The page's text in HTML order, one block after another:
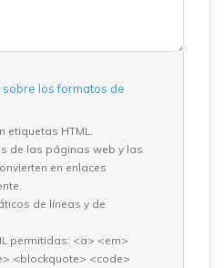
los formatos de
etiquetas HTML.
de las páginas web y las
en enlaces
de líneas y de
permitidas: <a> <em>
<blockquote> <code>